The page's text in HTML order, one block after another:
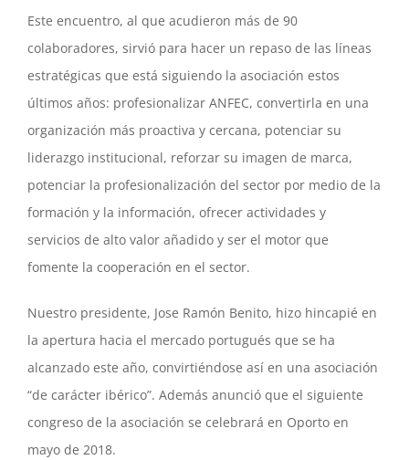
Este encuentro, al que acudieron más de 90
colaboradores, sirvió para hacer un repaso de las líneas
estratégicas que está siguiendo la asociación estos
últimos años: profesionalizar ANFEC, convertirla en una
organización más proactiva y cercana, potenciar su
liderazgo institucional, reforzar su imagen de marca,
potenciar la profesionalización del sector por medio de la
formación y la información, ofrecer actividades y
servicios de alto valor añadido y ser el motor que
fomente la cooperación en el sector.
Nuestro presidente, Jose Ramón Benito, hizo hincapié en
la apertura hacia el mercado portugués que se ha
alcanzado este año, convirtiéndose así en una asociación
“de carácter ibérico”. Además anunció que el siguiente
congreso de la asociación se celebrará en Oporto en
mayo de 2018.